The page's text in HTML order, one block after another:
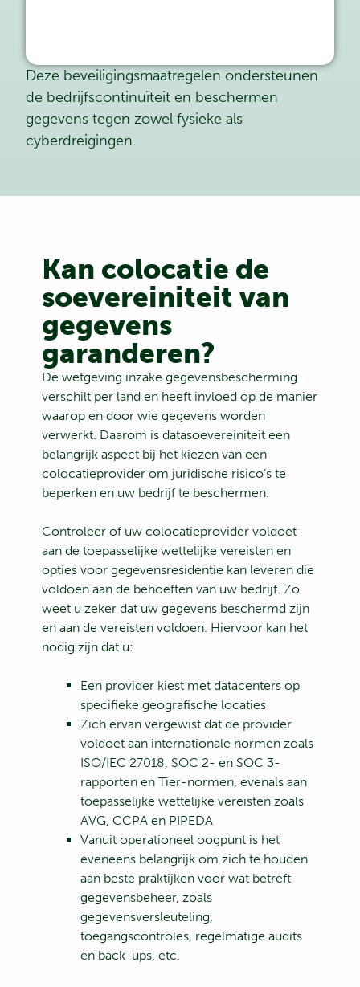
Deze beveiligingsmaatregelen ondersteunen
de bedrijfscontinuïteit en beschermen
gegevens tegen zowel fysieke als
cyberdreigingen.
Kan colocatie de
soevereiniteit van
gegevens
garanderen?
De wetgeving inzake gegevensbescherming
verschilt per land en heeft invloed op de manier
waarop en door wie gegevens worden
verwerkt. Daarom is datasoevereiniteit een
belangrijk aspect bij het kiezen van een
colocatieprovider om juridische risico’s te
beperken en uw bedrijf te beschermen.
Controleer of uw colocatieprovider voldoet
aan de toepasselijke wettelijke vereisten en
opties voor gegevensresidentie kan leveren die
voldoen aan de behoeften van uw bedrijf. Zo
weet u zeker dat uw gegevens beschermd zijn
en aan de vereisten voldoen. Hiervoor kan het
nodig zijn dat u:
Een provider kiest met datacenters op
specifieke geografische locaties
Zich ervan vergewist dat de provider
voldoet aan internationale normen zoals
ISO/IEC 27018, SOC 2- en SOC 3-
rapporten en Tier-normen, evenals aan
toepasselijke wettelijke vereisten zoals
AVG, CCPA en PIPEDA
Vanuit operationeel oogpunt is het
eveneens belangrijk om zich te houden
aan beste praktijken voor wat betreft
gegevensbeheer, zoals
gegevensversleuteling,
toegangscontroles, regelmatige audits
en back-ups, etc.